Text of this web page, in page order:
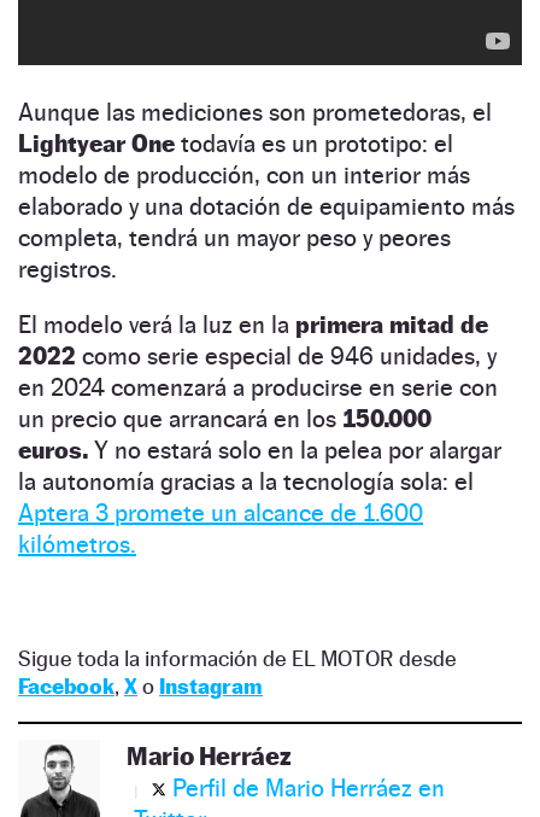
Aunque las mediciones son prometedoras, el
Lightyear One todavía es un prototipo: el
modelo de producción, con un interior más
elaborado y una dotación de equipamiento más
completa, tendrá un mayor peso y peores
registros.
El modelo verá la luz en la primera mitad de
2022 como serie especial de 946 unidades, y
en 2024 comenzará a producirse en serie con
un precio que arrancará en los 150.000
euros. Y no estará solo en la pelea por alargar
la autonomía gracias a la tecnología sola: el
Aptera 3 promete un alcance de 1.600
kilómetros.
Sigue toda la información de EL MOTOR desde
Facebook, Xo Instagram
Mario Herráez
Perfil de Mario Herráez en